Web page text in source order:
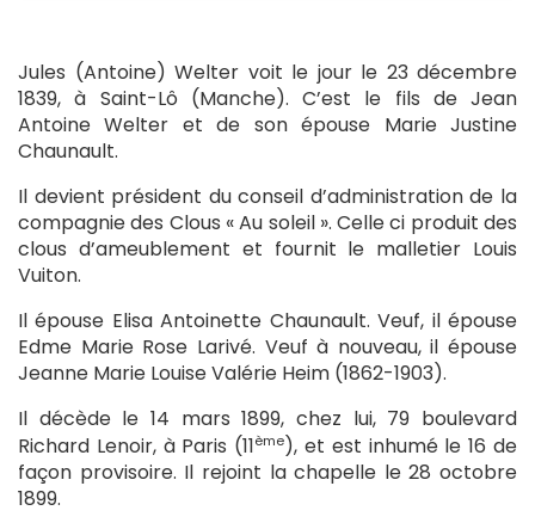
Jules (Antoine) Welter voit le jour le 23 décembre
1839, à Saint-Lô (Manche). C’est le fils de Jean
Antoine Welter et de son épouse Marie Justine
Chaunault.
Il devient président du conseil d’administration de la
compagnie des Clous « Au soleil ». Celle ci produit des
clous d’ameublement et fournit le malletier Louis
Vuiton.
Il épouse Elisa Antoinette Chaunault. Veuf, il épouse
Edme Marie Rose Larivé. Veuf à nouveau, il épouse
Jeanne Marie Louise Valérie Heim (1862-1903).
Il décède le 14 mars 1899, chez lui, 79 boulevard
Richard Lenoir, à Paris (11ème), et est inhumé le 16 de
façon provisoire. Il rejoint la chapelle le 28 octobre
1899.